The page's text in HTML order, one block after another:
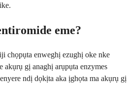
eme?
chọpụta enweghị ezughị oke nke
akụrụ gị anaghị arụpụta enzymes
ndị dọkịta aka ịghọta ma akụrụ gị